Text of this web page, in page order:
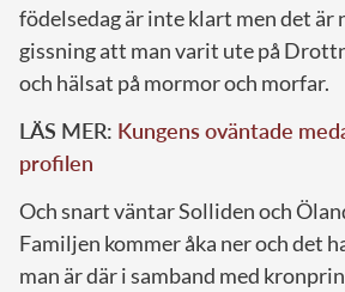
födelsedag är inte klart men det är
gissning att man varit ute på
och hälsat på mormor och morfar.
LÄS MER: Kungens oväntade
profilen
Och snart väntar Solliden och
Familjen kommer åka ner och det
man är där i samband med